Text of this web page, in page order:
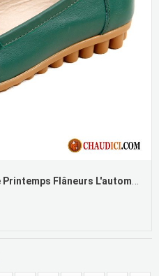
Mocassin Plateforme Femme Printemps Flâneurs L'automne Derbies Femme